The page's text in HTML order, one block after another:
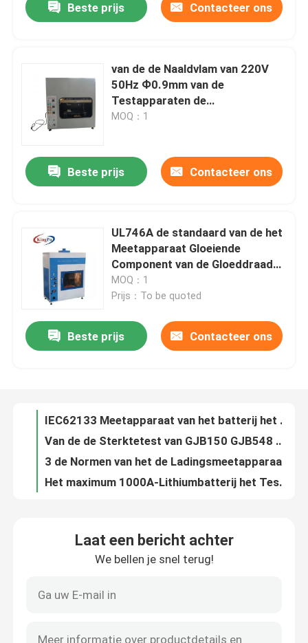
Huis
Producten
Ongeveer ons
Kwaliteitscontrole
Contacteer ons
CEI-Testmateriaal
Medisch het Testen Materiaal
De Testmateriaal van de toegangsbescherming
Beste prijs Contacteer ons
van de de Naaldvlam van 220V
50Hz Ф0.9mm van de
Testapparaten de
Debietmeteraanpassing
MOQ：1
Beste prijs Contacteer ons
UL746A de standaard van de het
Meetapparaat Gloeiende
Component van de Gloeddraad
Thermische Stresstest
MOQ：1
Prijs：To be quoted
Beste prijs Contacteer ons
IEC62133 Meetapparaat van het batterij het Thermische die Misbruik met Universeel Wiel wordt geïnstalleerd
het Lithiumbatterij van 100V 200A het Testen de Lossingsmeetapparaat van de Materiaallast
CEI 62133 het Testende Materiaal Vrije Dalende Daling van de Lithiumbatterij
Laat een bericht achter
We bellen je snel terug!